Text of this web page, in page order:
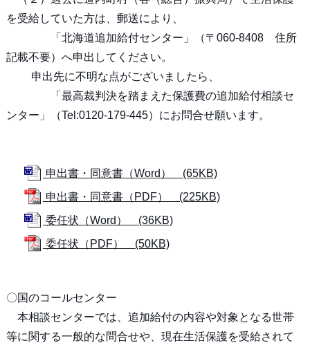
を受給していた方は、郵送により、
「北海道追加給付センター」（〒060-8408 住所
記載不要）へ申出してください。
申出先に不明な点がございましたら、
「最高裁判決を踏まえた保護費の追加給付相談セ
ンター」（Tel:0120-179-445）にお問合せ願います。
申出書・同意書（Word） (65KB)
申出書・同意書（PDF） (225KB)
委任状（Word） (36KB)
委任状（PDF） (50KB)
〇国のコールセンター
本相談センターでは、追加給付の内容や対象となる世帯
等に関する一般的な問合せや、現在生活保護を受給されて